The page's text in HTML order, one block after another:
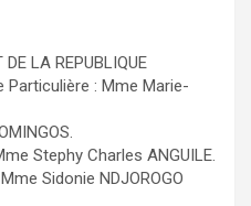
DE LA REPUBLIQUE
Particulière : Mme Marie-
Stephy Charles ANGUILE.
Sidonie NDJOROGO